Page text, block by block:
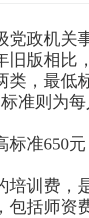
政机关
旧版相比
类，最低
准则为
准650元
训费，是
包括师资